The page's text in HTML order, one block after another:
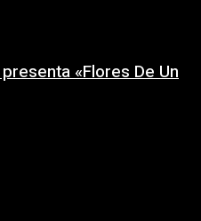
«Flores De Un